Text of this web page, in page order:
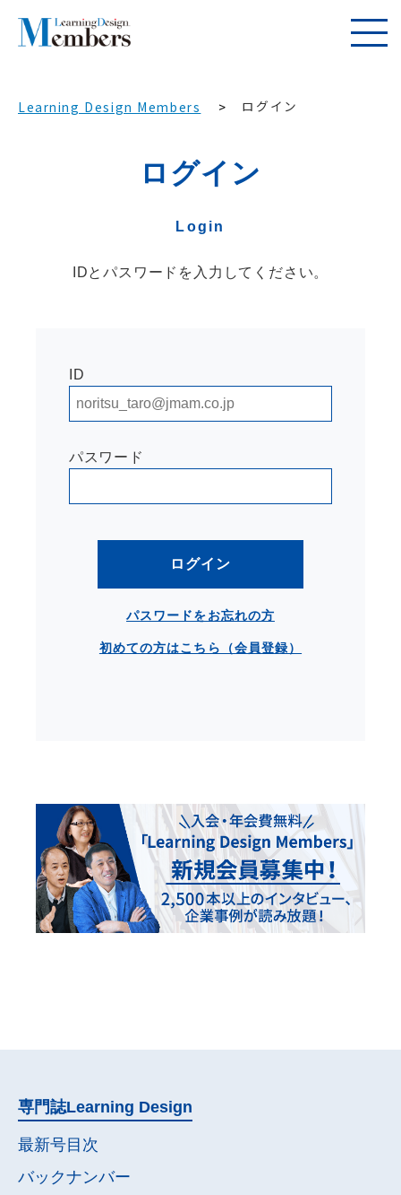
Learning Design Members ログイン
ログイン
Login
IDとパスワードを入力してください。
ID
パスワード
ログイン
パスワードをお忘れの方
初めての方はこちら（会員登録）
専門誌Learning Design
最新号目次
バックナンバー